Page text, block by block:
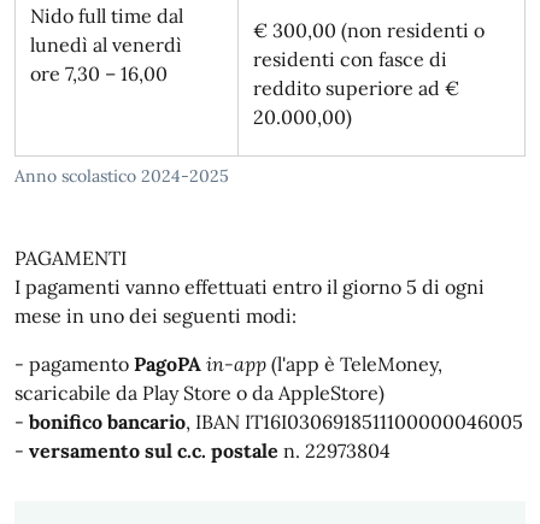
Anno scolastico 2024-2025
Nido full time dal
lunedì al venerdì
ore 7,30 – 16,00
€ 300,00 (non residenti o
residenti con fasce di
reddito superiore ad €
20.000,00)
PAGAMENTI
I pagamenti vanno effettuati entro il giorno 5 di ogni
mese in uno dei seguenti modi:
- pagamento PagoPA in-app (l'app è TeleMoney,
scaricabile da Play Store o da AppleStore)
- bonifico bancario, IBAN IT16I0306918511100000046005
- versamento sul c.c. postale n. 22973804